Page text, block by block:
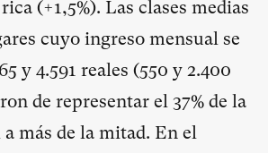
(+1,5%). Las clases medias
cuyo ingreso mensual se
y 4.591 reales (550 y 2.400
de representar el 37% de la
más de la mitad. En el